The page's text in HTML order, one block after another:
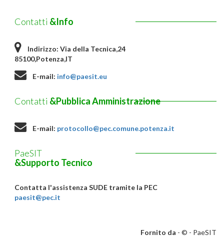
Contatti &Info
Indirizzo: Via della Tecnica,24
85100,Potenza,IT
E-mail: info@paesit.eu
Contatti &Pubblica Amministrazione
E-mail: protocollo@pec.comune.potenza.it
PaeSIT
&Supporto Tecnico
Contatta l'assistenza SUDE tramite la PEC
paesit@pec.it
Fornito da - © - PaeSIT